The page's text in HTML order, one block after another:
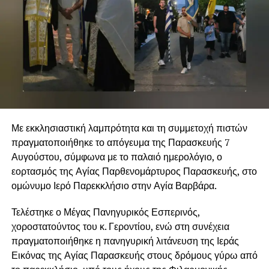
Με εκκλησιαστική λαμπρότητα και τη συμμετοχή πιστών
πραγματοποιήθηκε το απόγευμα της Παρασκευής 7
Αυγούστου, σύμφωνα με το παλαιό ημερολόγιο, ο
εορτασμός της Αγίας Παρθενομάρτυρος Παρασκευής, στο
ομώνυμο Ιερό Παρεκκλήσιο στην Αγία Βαρβάρα.
Τελέστηκε ο Μέγας Πανηγυρικός Εσπερινός,
χοροστατούντος του κ. Γεροντίου, ενώ στη συνέχεια
πραγματοποιήθηκε η πανηγυρική λιτάνευση της Ιεράς
Εικόνας της Αγίας Παρασκευής στους δρόμους γύρω από